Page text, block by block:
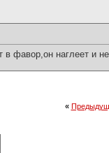
фавор,он наглеет и
«